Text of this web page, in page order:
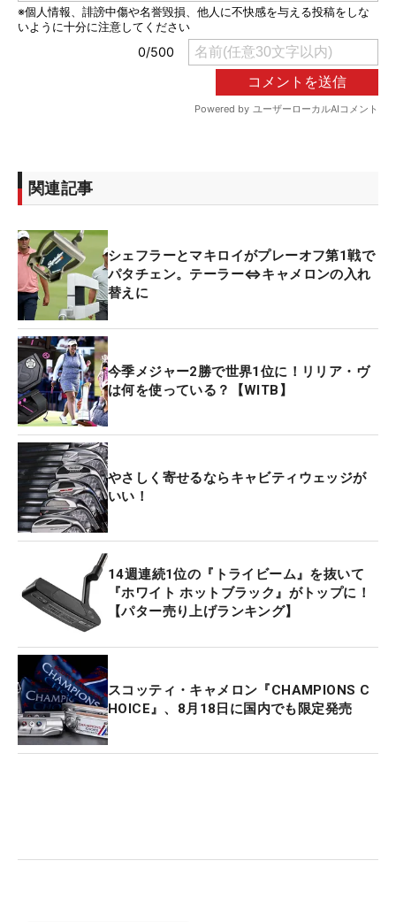
関連記事
シェフラーとマキロイがプレーオフ第1戦で
パタチェン。テーラー⇔キャメロンの入れ
替えに
今季メジャー2勝で世界1位に！リリア・ヴ
は何を使っている？【WITB】
やさしく寄せるならキャビティウェッジが
いい！
14週連続1位の『トライビーム』を抜いて
『ホワイト ホットブラック』がトップに！
【パター売り上げランキング】
スコッティ・キャメロン『CHAMPIONS C
HOICE』、8月18日に国内でも限定発売